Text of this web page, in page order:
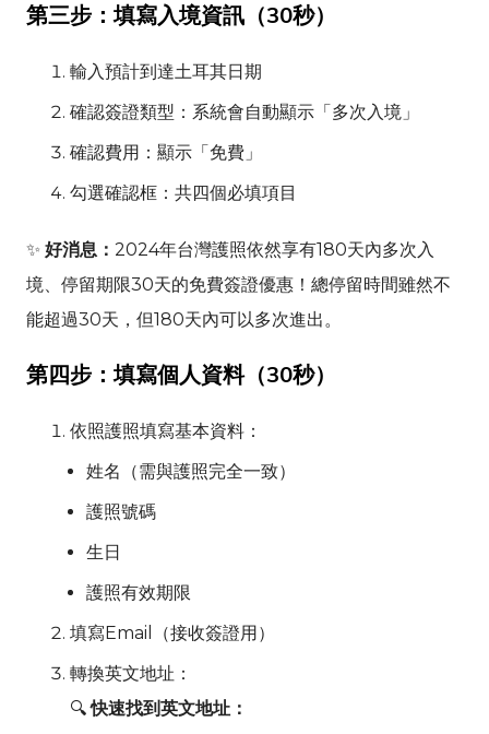
第三步：填寫入境資訊（30秒）
輸入預計到達土耳其日期
確認簽證類型：系統會自動顯示「多次入境」
確認費用：顯示「免費」
勾選確認框：共四個必填項目
✨ 好消息： 2024年台灣護照依然享有180天內多次入
境、停留期限30天的免費簽證優惠！總停留時間雖然不
能超過30天，但180天內可以多次進出。
第四步：填寫個人資料（30秒）
依照護照填寫基本資料：
姓名（需與護照完全一致）
護照號碼
生日
護照有效期限
填寫Email（接收簽證用）
轉換英文地址：
🔍快速找到英文地址：